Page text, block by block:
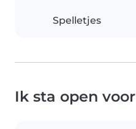
Spelletjes
Ik sta open voor